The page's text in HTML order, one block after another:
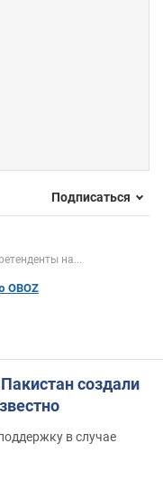
Подписаться
на...
OBOZ
создали
в случае